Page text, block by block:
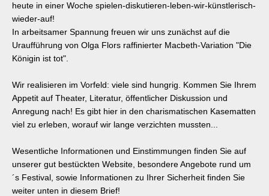
heute in einer Woche spielen-diskutieren-leben-wir-künstlerisch-
wieder-auf!
In arbeitsamer Spannung freuen wir uns zunächst auf die
Uraufführung von Olga Flors raffinierter Macbeth-Variation "Die
Königin ist tot".
Wir realisieren im Vorfeld: viele sind hungrig. Kommen Sie Ihrem
Appetit auf Theater, Literatur, öffentlicher Diskussion und
Anregung nach! Es gibt hier in den charismatischen Kasematten
viel zu erleben, worauf wir lange verzichten mussten...
Wesentliche Informationen und Einstimmungen finden Sie auf
unserer gut bestückten Website, besondere Angebote rund um
´s Festival, sowie Informationen zu Ihrer Sicherheit finden Sie
weiter unten in diesem Brief!